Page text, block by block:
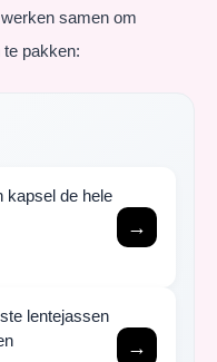
samen om
pakken:
kapsel de hele
→
lentejassen
→